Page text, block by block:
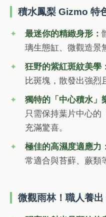
積水鳳梨 Gizmo 特
最迷你的精緻身形：
璃生態缸、微觀造景
狂野的紫紅斑紋美學
比斑塊，散發出強烈
獨特的「中心積水」
只需保持葉片中心的
充滿驚喜。
極佳的高濕度適應力
常適合與苔蘚、蕨類
微觀雨林！職人養